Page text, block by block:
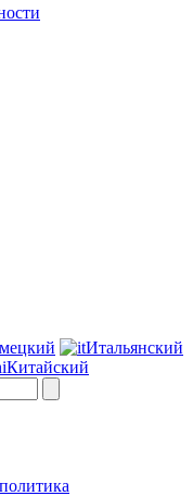
Итальянский
Китайский